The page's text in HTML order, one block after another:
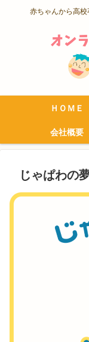
赤ちゃんから高
ＨＯＭＥ
会社概要
じゃぱわの